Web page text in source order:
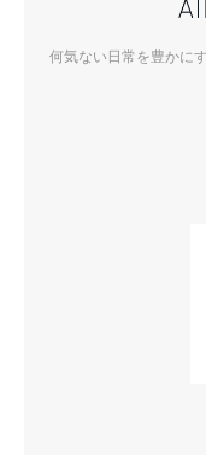
何気ない日常を豊かに